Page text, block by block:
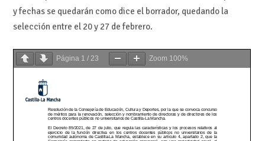
y fechas se quedarán como dice el borrador, quedando la
selección entre el 20 y 27 de febrero.
Página 1 / 23 Zoom 100%